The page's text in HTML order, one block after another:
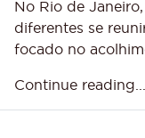
No Rio de
diferentes se
focado no
Continue reading...